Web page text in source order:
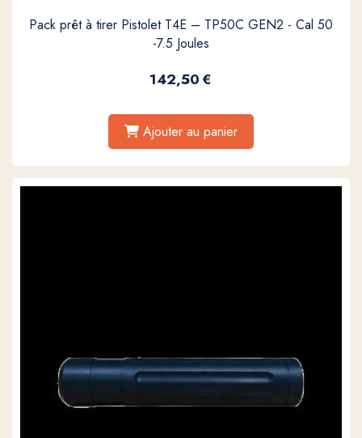
Pack prêt à tirer Pistolet T4E – TP50C GEN2 - Cal 50
-7.5 Joules
142,50€
Ajouter au panier